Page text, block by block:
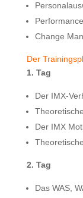
Change
Der
1. Tag
Der IMX-
Der IMX
2. Tag
Das WAS,